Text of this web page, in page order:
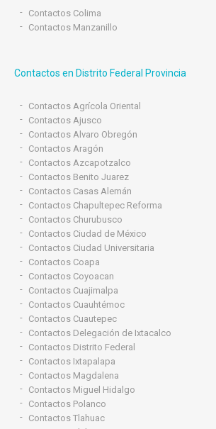
Contactos Colima
Contactos Manzanillo
Contactos en Distrito Federal Provincia
Contactos Agrícola Oriental
Contactos Ajusco
Contactos Alvaro Obregón
Contactos Aragón
Contactos Azcapotzalco
Contactos Benito Juarez
Contactos Casas Alemán
Contactos Chapultepec Reforma
Contactos Churubusco
Contactos Ciudad de México
Contactos Ciudad Universitaria
Contactos Coapa
Contactos Coyoacan
Contactos Cuajimalpa
Contactos Cuauhtémoc
Contactos Cuautepec
Contactos Delegación de Ixtacalco
Contactos Distrito Federal
Contactos Ixtapalapa
Contactos Magdalena
Contactos Miguel Hidalgo
Contactos Polanco
Contactos Tlahuac